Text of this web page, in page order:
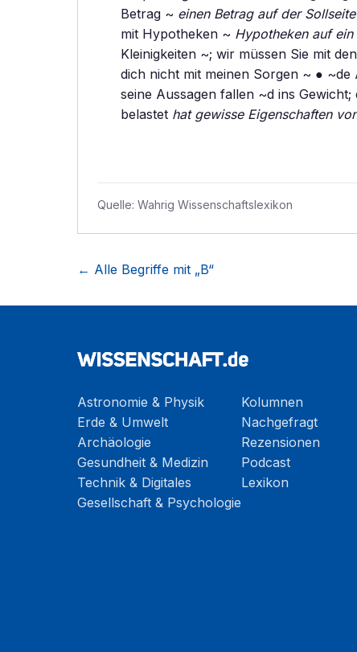
Betrag ~ einen Betrag auf der
mit Hypotheken ~ Hypotheken auf
Kleinigkeiten ~; wir müssen Sie mit
dich nicht mit meinen Sorgen ~ ● ~de
seine Aussagen fallen ~d ins
belastet hat gewisse Eigenschaften
Quelle: Wahrig Wissenschaftslexikon
← Alle Begriffe mit „B“
Astronomie & Physik
Erde & Umwelt
Archäologie
Gesundheit & Medizin
Technik & Digitales
Gesellschaft & Psychologie
Kolumnen
Nachgefragt
Rezensionen
Podcast
Lexikon